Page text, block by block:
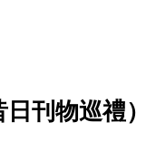
刊物巡禮）